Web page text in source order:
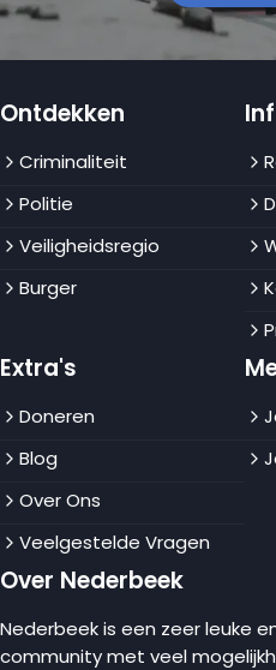
Ontdekken
Criminaliteit
Politie
Veiligheidsregio
Burger
Extra's
Doneren
Blog
Over Ons
Veelgestelde Vragen
Over Nederbeek
Nederbeek is een zeer leuke
community met veel